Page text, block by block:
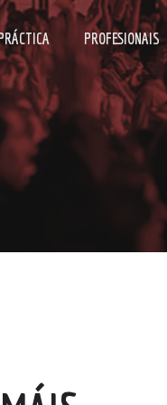
PROFESIONAIS